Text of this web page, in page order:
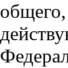
общего,